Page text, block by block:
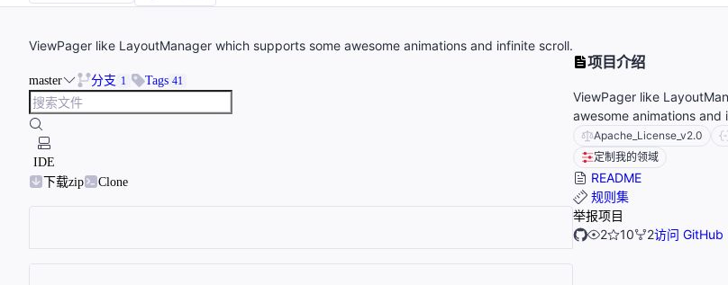
ViewPager like LayoutManager which supports some awesome animations and infinite scroll.
master 分支 1 Tags 41
IDE
下载zip
Clone
项目介绍
ViewPager like
awesome animations and
Apache_License_v2.0
定制我的领域
README
规则集
举报项目
2
10 2访问 GitHub